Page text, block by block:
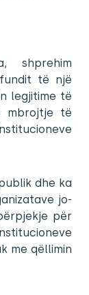
shprehim
të një
legjitime të
mbrojtje të
dhe ka
jo-
për
me qëllimin